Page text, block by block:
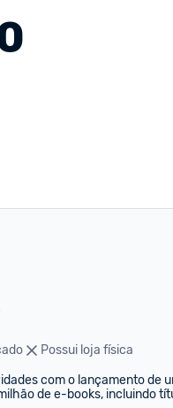
Possui loja física
com o lançamento de
de e-books, incluindo